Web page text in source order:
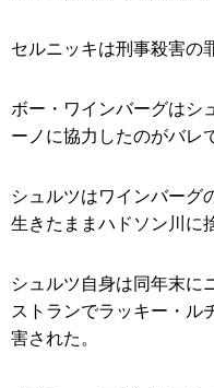
セルニッキは刑事殺害の
ボー・ワインバーグはシ
ーノに協力したのがバレ
シュルツはワインバーグ
生きたままハドソン川に
シュルツ自身は同年末に
ストランでラッキー・ル
害された。